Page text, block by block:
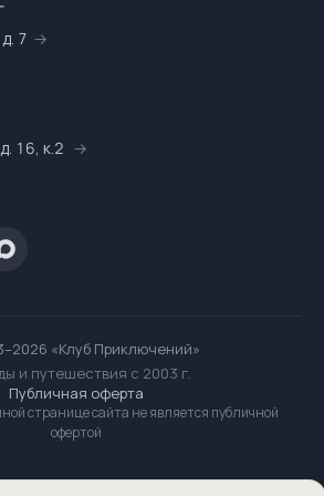
7
16, к.2
«Клуб Приключений»
и путешествия с 2003 г.
Публичная оферта
странице сайта не является публичной
офертой